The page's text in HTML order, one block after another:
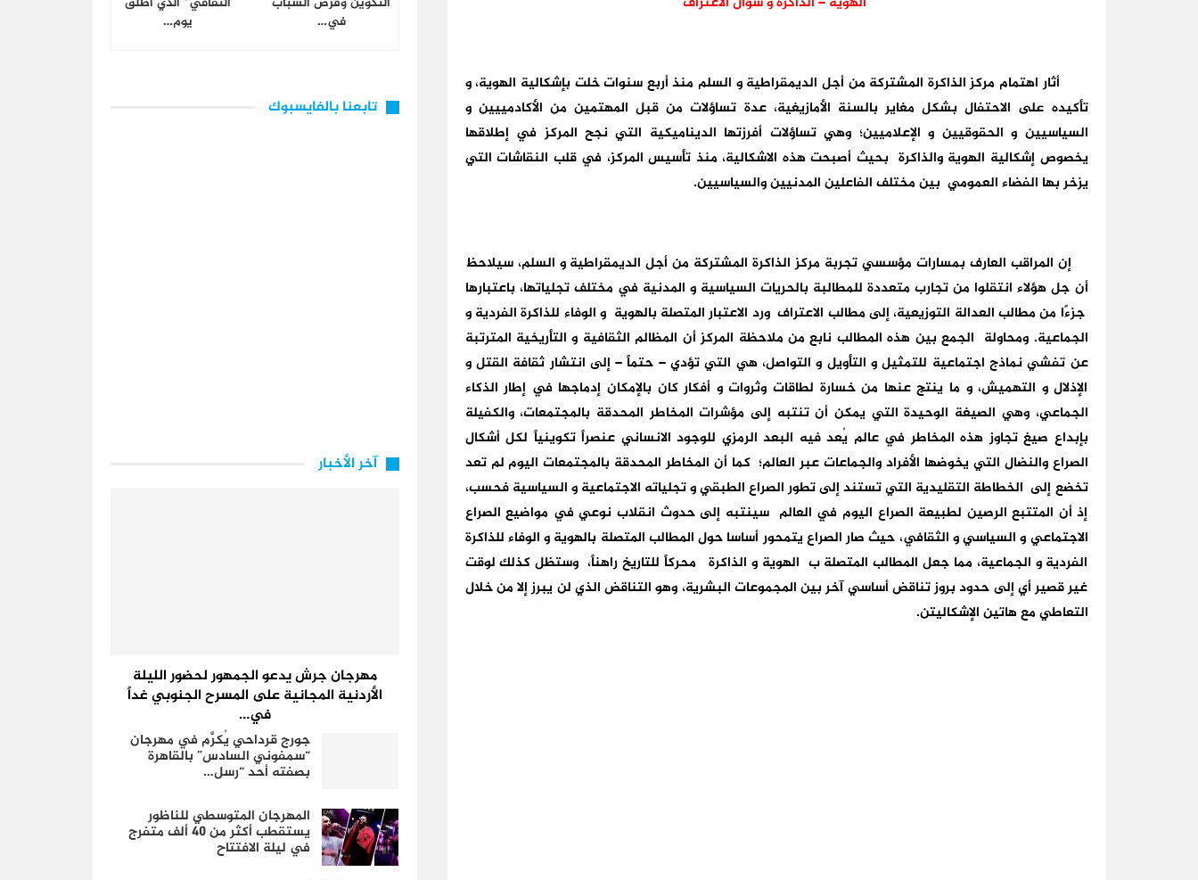
أثار اهتمام مركز الذاكرة المشتركة من أجل الديمقراطية و السلم منذ أربع سنوات خلت بإشكالية الهوية، و
تأكيده على الاحتفال بشكل مغاير بالسنة الأمازيغية، عدة تساؤلات من قبل المهتمين من الأكادمييين و
السياسيين و الحقوقيين و الإعلاميين؛ وهي تساؤلات أفرزتها الديناميكية التي نجح المركز في إطلاقها
يخصوص إشكالية الهوية والذاكرة بحيث أصبحت هذه الاشكالية، منذ تأسيس المركز، في قلب النقاشات التي
يزخر بها الفضاء العمومي بين مختلف الفاعلين المدنيين والسياسيين.
إن المراقب العارف بمسارات مؤسسي تجربة مركز الذاكرة المشتركة من أجل الديمقراطية و السلم، سيلاحظ
أن جل هؤلاء انتقلوا من تجارب متعددة للمطالبة بالحريات السياسية و المدنية في مختلف تجلياتها، باعتبارها
جزءًا من مطالب العدالة التوزيعية، إلى مطالب الاعتراف ورد الاعتبار المتصلة بالهوية و الوفاء للذاكرة الفردية و
الجماعية. ومحاولة الجمع بين هذه المطالب نابع من ملاحظة المركز أن المظالم الثقافية و التأريخية المترتبة
عن تفشي نماذج اجتماعية للتمثيل و التأويل و التواصل، هي التي تؤدي – حتماً – إلى انتشار ثقافة القتل و
الإذلال و التهميش، و ما ينتج عنها من خسارة لطاقات وثروات و أفكار كان بالإمكان إدماجها في إطار الذكاء
الجماعي، وهي الصيغة الوحيدة التي يمكن أن تنتبه إلى مؤشرات المخاطر المحدقة بالمجتمعات، والكفيلة
بإبداع صيغ تجاوز هذه المخاطر في عالم يُعد فيه البعد الرمزي للوجود الانساني عنصراً تكوينياً لكل أشكال
الصراع والنضال التي يخوضها الأفراد والجماعات عبر العالم؛ كما أن المخاطر المحدقة بالمجتمعات اليوم لم تعد
تخضع إلى الخطاطة التقليدية التي تستند إلى تطور الصراع الطبقي و تجلياته الاجتماعية و السياسية فحسب،
إذ أن المتتبع الرصين لطبيعة الصراع اليوم في العالم سينتبه إلى حدوث انقلاب نوعي في مواضيع الصراع
الاجتماعي و السياسي و الثقافي، حيث صار الصراع يتمحور أساسا حول المطالب المتصلة بالهوية و الوفاء للذاكرة
الفردية و الجماعية، مما جعل المطالب المتصلة ب الهوية و الذاكرة محركاً للتاريخ راهناً، وستظل كذلك لوقت
غير قصير أي إلى حدود بروز تناقض أساسي آخر بين المجموعات البشرية، وهو التناقض الذي لن يبرز إلا من خلال
التعاطي مع هاتين الإشكاليتن.
في…
يوم…
تابعنا بالفايسبوك
آخر الأخبار
مهرجان جرش يدعو الجمهور لحضور الليلة
الأردنية المجانية على المسرح الجنوبي غداً
في…
جورج قرداحي يُكرَّم في مهرجان
“سمفوني السادس” بالقاهرة
بصفته أحد “رسل…
المهرجان المتوسطي للناظور
يستقطب أكثر من 40 ألف متفرج
في ليلة الافتتاح